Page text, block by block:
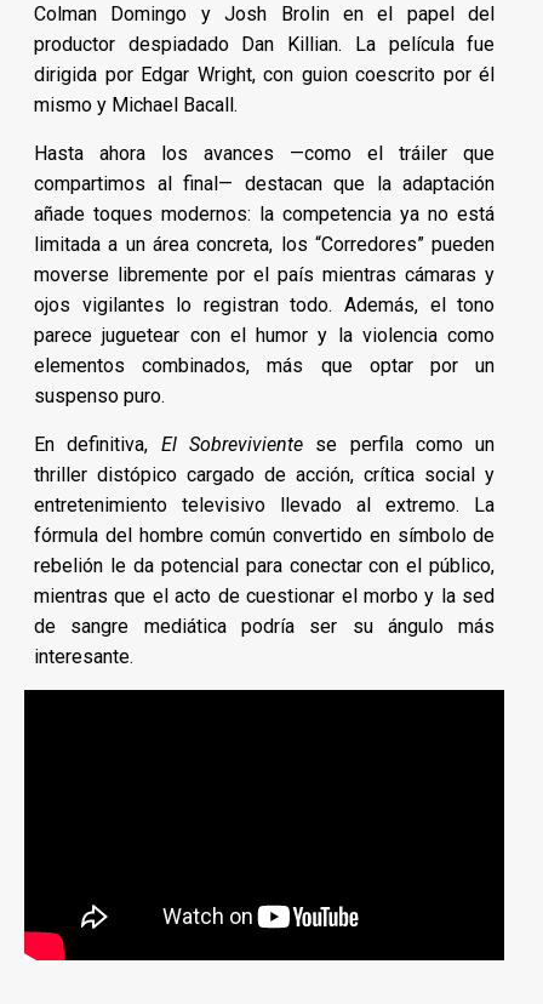
Colman Domingo y Josh Brolin en el papel del
productor despiadado Dan Killian. La película fue
dirigida por Edgar Wright, con guion coescrito por él
mismo y Michael Bacall.
Hasta ahora los avances —como el tráiler que
compartimos al final— destacan que la adaptación
añade toques modernos: la competencia ya no está
limitada a un área concreta, los “Corredores” pueden
moverse libremente por el país mientras cámaras y
ojos vigilantes lo registran todo. Además, el tono
parece juguetear con el humor y la violencia como
elementos combinados, más que optar por un
suspenso puro.
En definitiva, El Sobreviviente se perfila como un
thriller distópico cargado de acción, crítica social y
entretenimiento televisivo llevado al extremo. La
fórmula del hombre común convertido en símbolo de
rebelión le da potencial para conectar con el público,
mientras que el acto de cuestionar el morbo y la sed
de sangre mediática podría ser su ángulo más
interesante.